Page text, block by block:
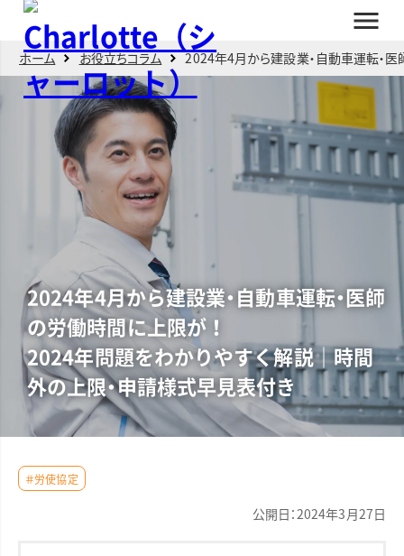
メ
ー
ホーム お役立ちコラム 2024年4月から建設業・自動車運転・
2024年4月から建設業・自動車運転・医師
の労働時間に上限が！
2024年問題をわかりやすく解説｜時間
外の上限・申請様式早見表付き
＃労使協定
公開日：2024年3月27日